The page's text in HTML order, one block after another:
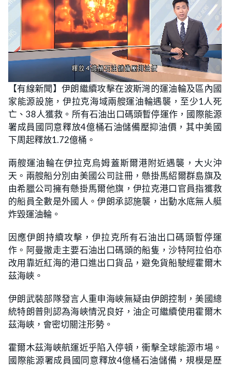
n
m
t
e
o
a
d
e
d
:
2
2
.
3
9
【有線新聞】伊朗繼續攻擊在波斯灣的運油輪及區內國
家能源設施，伊拉克海域兩艘運油輪遇襲，至少1人死
亡、38人獲救。所有石油出口碼頭暫停運作，國際能源
署成員國同意釋放4億桶石油儲備壓抑油價，其中美國
下周起釋放1.72億桶。
兩艘運油輪在伊拉克烏姆蓋斯爾港附近遇襲，大火沖
天。兩艘船分別由美國公司註冊，懸掛馬紹爾群島旗及
由希臘公司擁有懸掛馬爾他旗，伊拉克港口官員指獲救
的船員全數是外國人。伊朗承認施襲，出動水底無人艇
炸毀運油輪。
因應伊朗持續攻擊，伊拉克所有石油出口碼頭暫停運
作。阿曼撤走主要石油出口碼頭的船隻，沙特阿拉伯亦
改用靠近紅海的港口進出口貨品，避免貨船駛經霍爾木
茲海峽。
伊朗武裝部隊發言人重申海峽無疑由伊朗控制，美國總
統特朗普則認為海峽情況良好，油企可繼續使用霍爾木
茲海峽，會密切關注形勢。
霍爾木茲海峽航運近乎陷入停頓，衝擊全球能源市場。
國際能源署成員國同意釋放4億桶石油儲備，規模是歷